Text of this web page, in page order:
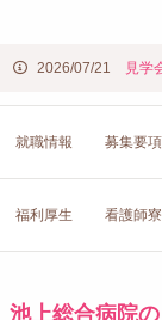
2026/07/21 見学
就職情報 募集要項
福利厚生 看護師寮
池上総合病院